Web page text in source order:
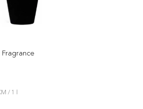
Fragrance
/ 1 l